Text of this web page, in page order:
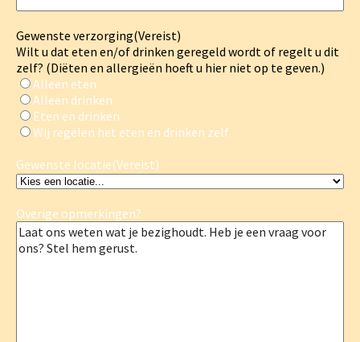
Gewenste verzorging(Vereist)
Wilt u dat eten en/of drinken geregeld wordt of regelt u dit
zelf? (Diëten en allergieën hoeft u hier niet op te geven.)
Alleen eten
Alleen drinken
Eten en drinken
Wij regelen het eten en drinken zelf
Gewenste locatie(Vereist)
Overige opmerkingen?